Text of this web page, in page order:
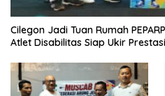
Cilegon Jadi Tuan Rumah
Atlet Disabilitas Siap Ukir